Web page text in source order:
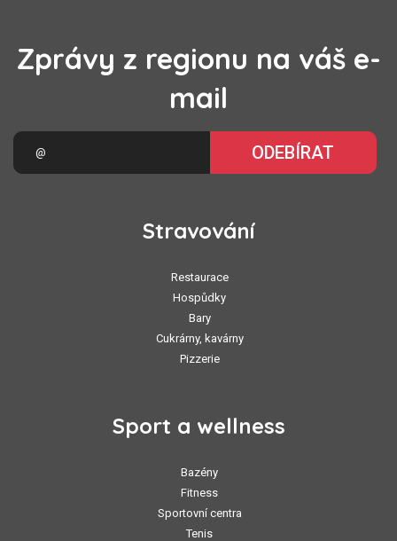
Zprávy z regionu na váš e-
mail
ODEBÍRAT
Stravování
Restaurace
Hospůdky
Bary
Cukrárny, kavárny
Pizzerie
Sport a wellness
Bazény
Fitness
Sportovní centra
Tenis